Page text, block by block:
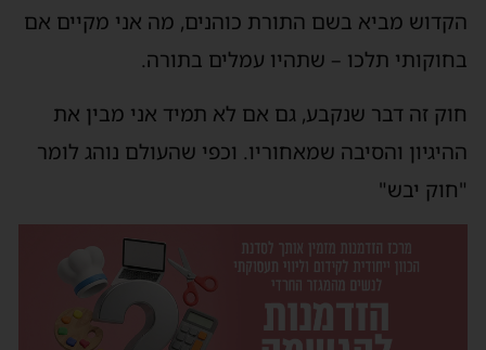
הקדוש מביא בשם התורת כוהנים, מה אני מקיים אם
בחוקותי תלכו – שתהיו עמלים בתורה.
חוק זה דבר שנקבע, גם אם לא תמיד אני מבין את
ההיגיון והסיבה שמאחוריו. וכפי שהעולם נוהג לומר
"חוק יבש"